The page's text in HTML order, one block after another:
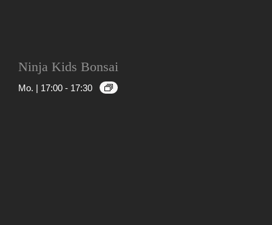
Ninja Kids Bonsai
Mo. | 17:00 - 17:30